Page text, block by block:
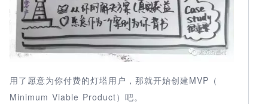
用了愿意为你付费的灯塔用户，那就开始创建MVP（
Minimum Viable Product）吧。